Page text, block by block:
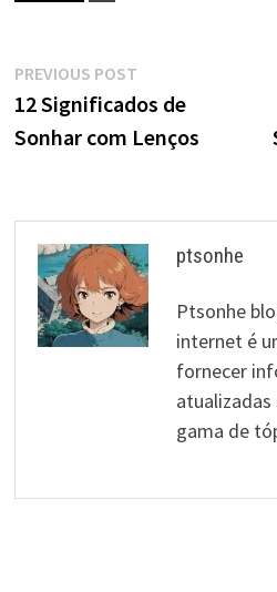
Navegação
de
PREVIOUS POSTPrevious
post:
12 Significados de
Sonhar com Lenços
ptsonhe
Ptsonhe
internet é
fornecer
atualizadas
gama de